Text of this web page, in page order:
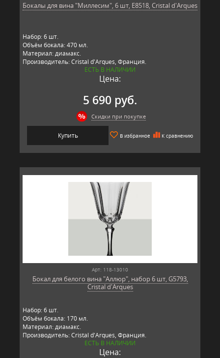
Бокалы для вина "Миллесим", 6 шт, E8518, Cristal d'Arques
Набор: 6 шт.
Объём бокала: 470 мл.
Материал: диамакс.
Производитель: Cristal d'Arques, Франция.
ЕСТЬ В НАЛИЧИИ
Цена:
5 690 руб.
Скидки при покупке
Купить В избранное К сравнению
Арт: 118-13010
Бокал для белого вина "Аллюр", набор 6 шт, G5793,
Cristal d'Arques
Набор: 6 шт.
Объём бокала: 170 мл.
Материал: диамакс.
Производитель: Cristal d'Arques, Франция.
ЕСТЬ В НАЛИЧИИ
Цена: